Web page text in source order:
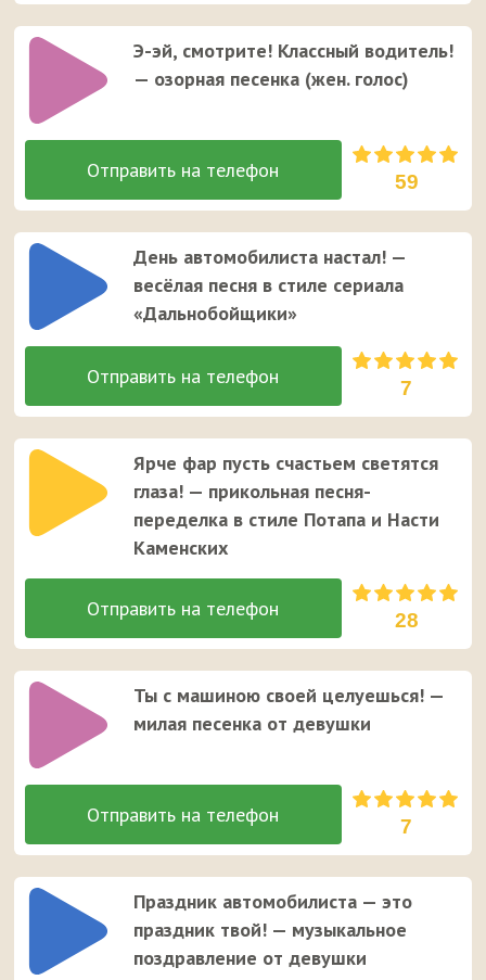
Э-эй, смотрите! Классный водитель!
— озорная песенка (жен. голос)
59
День автомобилиста настал! —
весёлая песня в стиле сериала
«Дальнобойщики»
7
Ярче фар пусть счастьем светятся
глаза! — прикольная песня-
переделка в стиле Потапа и Насти
Каменских
28
Ты с машиною своей целуешься! —
милая песенка от девушки
7
Праздник автомобилиста — это
праздник твой! — музыкальное
поздравление от девушки